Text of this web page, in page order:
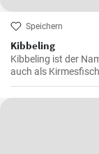
Speichern
Kibbeling
Kibbeling ist der
auch als Kirmesfisch
diesem Rezept in